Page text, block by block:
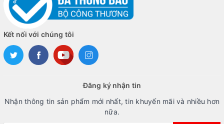
Kết nối với chúng tôi
Đăng ký nhận tin
Nhận thông tin sản phẩm mới nhất, tin khuyến mãi và nhiều hơn
nữa.